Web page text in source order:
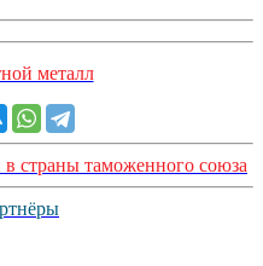
металл
страны таможенного союза